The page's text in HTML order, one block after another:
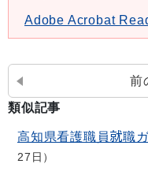
Adobe Acrobat
前
類似記事
高知県看護職員就職
27日